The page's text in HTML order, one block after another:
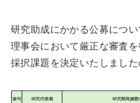
研究助成にかかる公募につい
理事会において厳正な審査
採択課題を決定いたしました